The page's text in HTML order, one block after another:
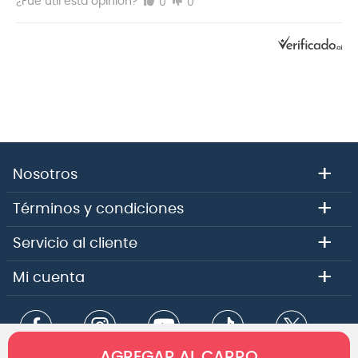
Nosotros +
Términos y condiciones +
Servicio al cliente +
Mi cuenta +